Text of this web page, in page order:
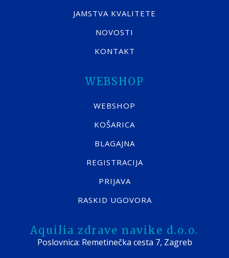
JAMSTVA KVALITETE
NOVOSTI
KONTAKT
WEBSHOP
WEBSHOP
KOŠARICA
BLAGAJNA
REGISTRACIJA
PRIJAVA
RASKID UGOVORA
Aquilia zdrave navike d.o.o.
Poslovnica: Remetinečka cesta 7, Zagreb